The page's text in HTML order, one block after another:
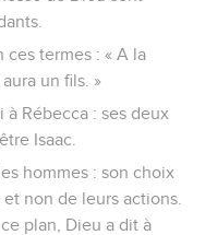
ces termes : « A la
un fils. »
à Rébecca : ses deux
Isaac.
hommes : son choix
non de leurs actions.
plan, Dieu a dit à